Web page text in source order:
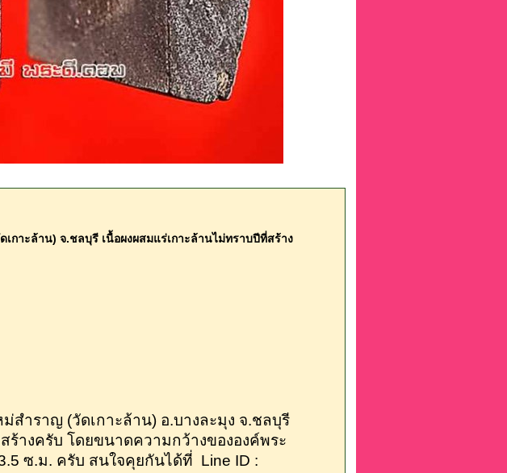
กาะล้าน) จ.ชลบุรี เนื้อผงผสมแร่เกาะล้านไม่ทราบปีที่สร้าง
สำราญ (วัดเกาะล้าน) อ.บางละมุง จ.ชลบุรี
ร้างครับ โดยขนาดความกว้างขององค์พระ
ซ.ม. ครับ สนใจคุยกันได้ที่ Line ID :